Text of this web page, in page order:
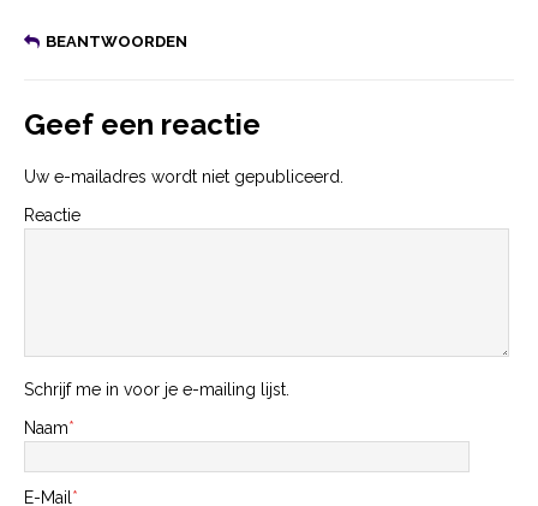
BEANTWOORDEN
Geef een reactie
Uw e-mailadres wordt niet gepubliceerd.
Reactie
Schrijf me in voor je e-mailing lijst.
Naam*
E-Mail*